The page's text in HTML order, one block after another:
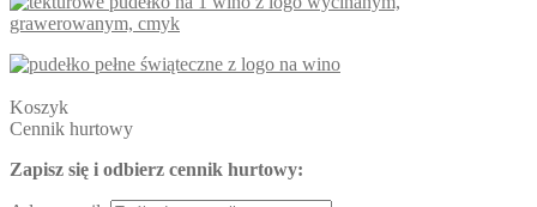
Koszyk
Cennik hurtowy
Zapisz się i odbierz cennik hurtowy: